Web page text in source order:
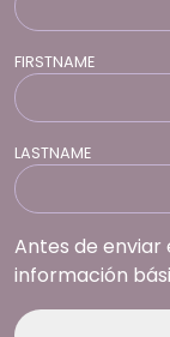
FIRSTNAME
LASTNAME
Antes de enviar
información